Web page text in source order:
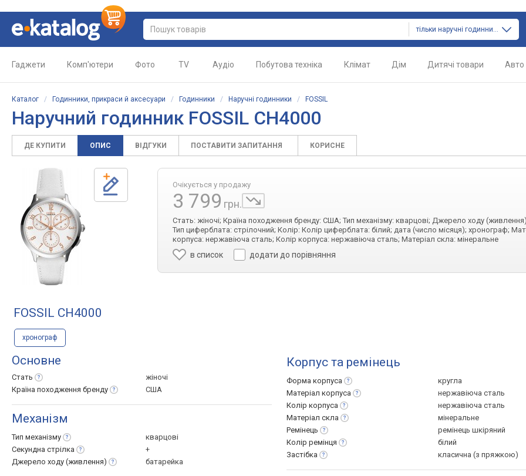
тільки наручні годинники
Гаджети Комп'ютери Фото TV Аудіо Побутова техніка Клімат Дім Дитячі товари Авто
Каталог / Годинники, прикраси й аксесуари / Годинники / Наручні годинники / FOSSIL
Наручний годинник FOSSIL CH4000
ДЕ КУПИТИ ОПИС ВІДГУКИ ПОСТАВИТИ ЗАПИТАННЯ КОРИСНЕ
Очікується у продажу
3 799 грн.
Стать: жіночі; Країна походження бренду: США; Тип механізму: кварцові; Джерело ходу
Тип циферблата: стрілочний; Колір: Колір циферблата: білий; дата (число місяця); хронограф;
корпуса: нержавіюча сталь; Колір корпуса: нержавіюча сталь; Матеріал скла: мінеральне
в список додати до порівняння
FOSSIL CH4000
хронограф
Основне
Стать
жіночі
Країна походження бренду США
Механізм
Тип механізму
кварцові
Секундна стрілка
+
Джерело ходу (живлення) батарейка
Корпус та ремінець
Форма корпуса
кругла
Матеріал корпуса
нержавіюча сталь
Колір корпуса
нержавіюча сталь
Матеріал скла
мінеральне
Ремінець
ремінець шкіряний
Колір ремінця
білий
Застібка
класична (з пряжкою)